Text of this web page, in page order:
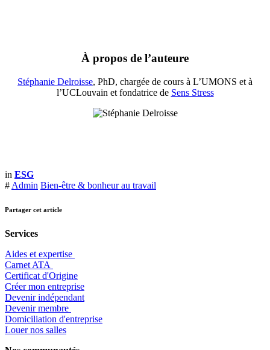
À propos de l’auteure
Stéphanie Delroisse, PhD, chargée de cours à L’UMONS et à
l’UCLouvain et fondatrice de Sens Stress
in ESG
# Admin Bien-être & bonheur au travail
Partager cet article
Services
Aides et expertise
​Carnet ATA
Certificat d'Origine
Créer mon entreprise
Devenir indépendant
Devenir membre
​Domiciliation d'entreprise
Louer nos salles